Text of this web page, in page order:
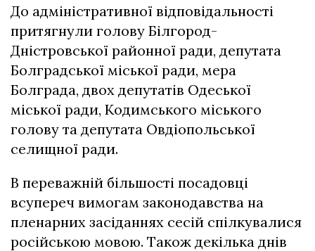
До адміністративної відповідальності
притягнули голову Білгород-
Дністровської районної ради, депутата
Болградської міської ради, мера
Болграда, двох депутатів Одеської
міської ради, Кодимського міського
голову та депутата Овдіопольської
селищної ради.
В переважній більшості посадовці
всупереч вимогам законодавства на
пленарних засіданнях сесій спілкувалися
російською мовою. Також декілька днів